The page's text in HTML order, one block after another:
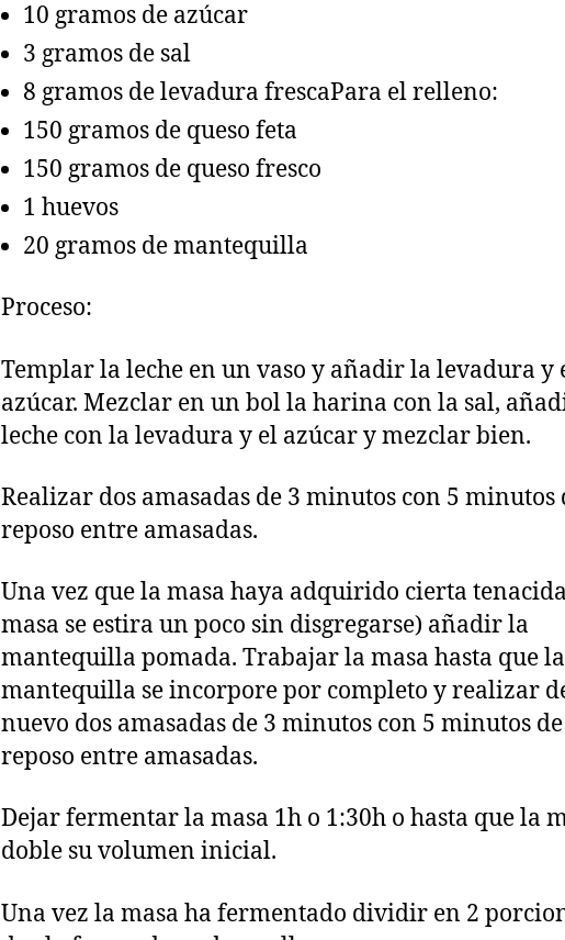
10 gramos de azúcar
3 gramos de sal
8 gramos de levadura frescaPara el relleno:
150 gramos de queso feta
150 gramos de queso fresco
1 huevos
20 gramos de mantequilla
Proceso:
Templar la leche en un vaso y añadir la levadura y
azúcar. Mezclar en un bol la harina con la sal,
leche con la levadura y el azúcar y mezclar bien.
Realizar dos amasadas de 3 minutos con 5 minutos
reposo entre amasadas.
Una vez que la masa haya adquirido cierta
masa se estira un poco sin disgregarse) añadir la
mantequilla pomada. Trabajar la masa hasta que la
mantequilla se incorpore por completo y realizar
nuevo dos amasadas de 3 minutos con 5 minutos de
reposo entre amasadas.
Dejar fermentar la masa 1h o 1:30h o hasta que la
doble su volumen inicial.
Una vez la masa ha fermentado dividir en 2